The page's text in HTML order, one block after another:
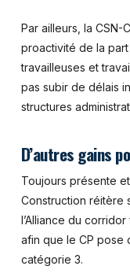
Par ailleurs, la
proactivité de la
travailleuses et
pas subir de délais
structures
D’autres gains
Toujours présente
Construction réitère
l’Alliance du
afin que le CP pose
catégorie 3.